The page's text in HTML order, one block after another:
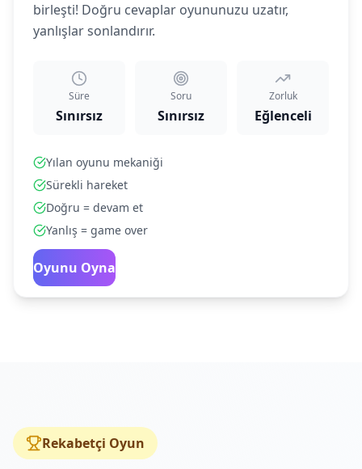
birleşti! Doğru cevaplar oyununuzu uzatır,
yanlışlar sonlandırır.
Süre
Sınırsız
Soru
Sınırsız
Zorluk
Eğlenceli
Yılan oyunu mekaniği
Sürekli hareket
Doğru = devam et
Yanlış = game over
Oyunu Oyna
Rekabetçi Oyun